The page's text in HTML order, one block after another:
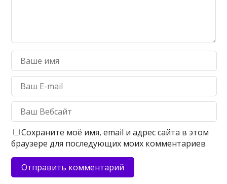
Сохраните моё имя, email и адрес сайта в этом
браузере для последующих моих комментариев